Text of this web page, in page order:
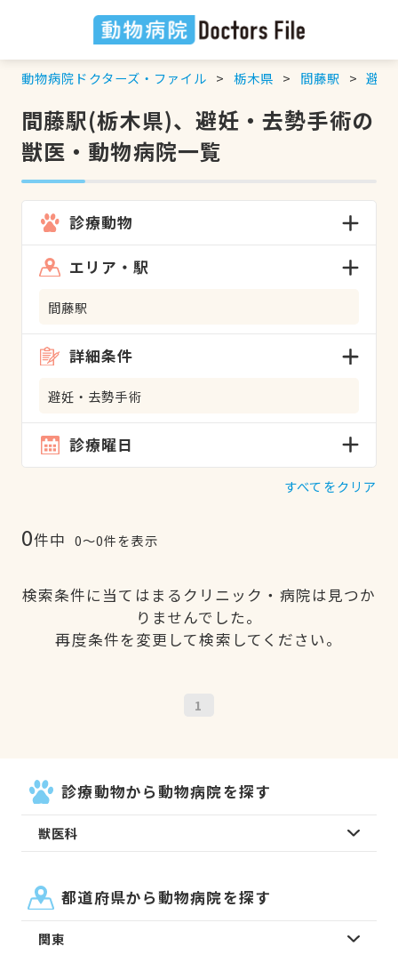
動物病院ドクターズ・ファイル 栃木県 間藤駅 避妊
間藤駅(栃木県)、避妊・去勢手術の
獣医・動物病院一覧
診療動物
エリア・駅
間藤駅
詳細条件
避妊・去勢手術
診療曜日
すべてをクリア
0件中 0〜0件を表示
検索条件に当てはまるクリニック・病院は見つか
りませんでした。
再度条件を変更して検索してください。
1
診療動物から動物病院を探す
獣医科
都道府県から動物病院を探す
関東